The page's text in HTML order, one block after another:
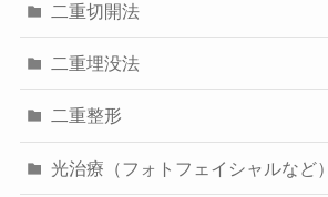
二重切開法
二重埋没法
二重整形
光治療（フォトフェイシャルなど）